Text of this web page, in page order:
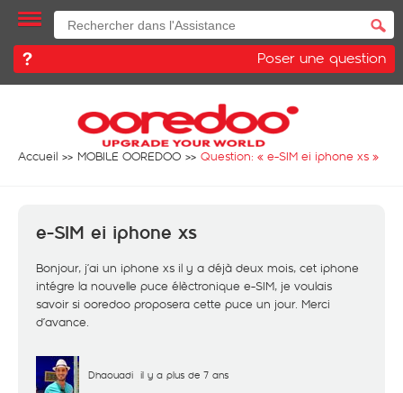
Poser une question
Accueil MOBILE OOREDOO Question: « e-SIM ei iphone xs »
e-SIM ei iphone xs
Bonjour, j’ai un iphone xs il y a déjà deux mois, cet iphone
intégre la nouvelle puce élèctronique e-SIM, je voulais
savoir si ooredoo proposera cette puce un jour. Merci
d’avance.
Dhaouadi il y a plus de 7 ans